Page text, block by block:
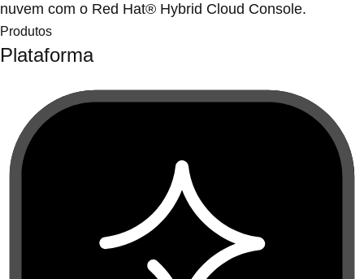
nuvem com o Red Hat® Hybrid Cloud Console.
Produtos
Plataforma